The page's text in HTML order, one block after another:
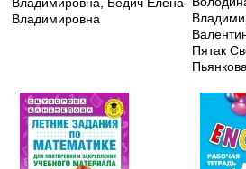
Владимировна, Бедич Елена
Владимировна
Пятак